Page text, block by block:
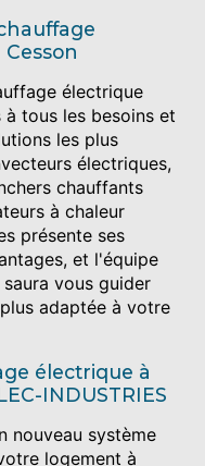
électrique
tous les besoins et
les plus
électriques,
chauffants
à chaleur
présente ses
et l'équipe
saura vous guider
adaptée à votre
électrique à
INDUSTRIES
nouveau système
logement à